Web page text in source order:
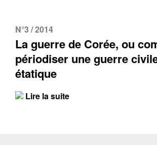
N°3 / 2014
La guerre de Corée, ou
périodiser une guerre
étatique
Lire la suite